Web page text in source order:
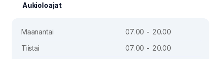
Aukioloajat
Maanantai
07.00 - 20.00
Tiistai
07.00 - 20.00